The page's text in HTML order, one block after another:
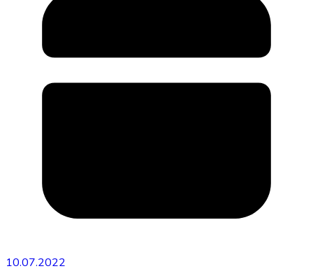
10.07.2022